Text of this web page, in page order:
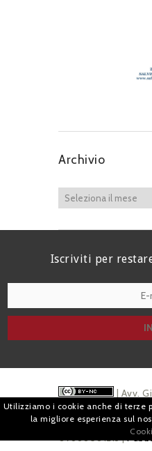
Archivio
Iscriviti per
| Avv.
Piazza di
07880501213 |
Utilizziamo i cookie anche di terze
la migliore esperienza sul